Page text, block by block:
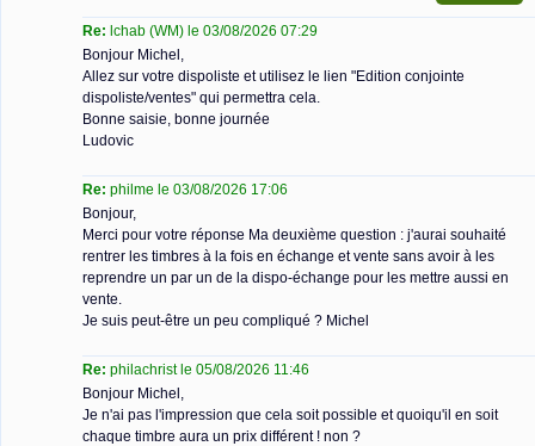
Re: lchab (WM) le 03/08/2026 07:29
Bonjour Michel,
Allez sur votre dispoliste et utilisez le lien "Edition conjointe
dispoliste/ventes" qui permettra cela.
Bonne saisie, bonne journée
Ludovic
Re: philme le 03/08/2026 17:06
Bonjour,
Merci pour votre réponse Ma deuxième question : j'aurai souhaité
rentrer les timbres à la fois en échange et vente sans avoir à les
reprendre un par un de la dispo-échange pour les mettre aussi en
vente.
Je suis peut-être un peu compliqué ? Michel
Re: philachrist le 05/08/2026 11:46
Bonjour Michel,
Je n'ai pas l'impression que cela soit possible et quoiqu'il en soit
chaque timbre aura un prix différent ! non ?